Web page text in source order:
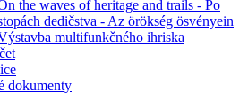
the waves of heritage and trails - Po
dedičstva - Az örökség ösvényein
multifunkčného ihriska
dokumenty